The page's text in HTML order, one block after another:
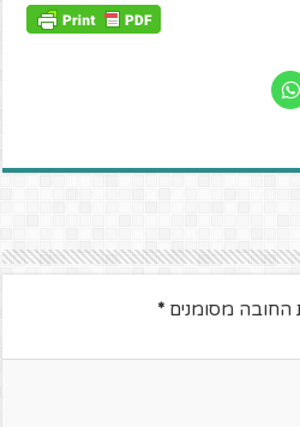
החובה מסומנים*